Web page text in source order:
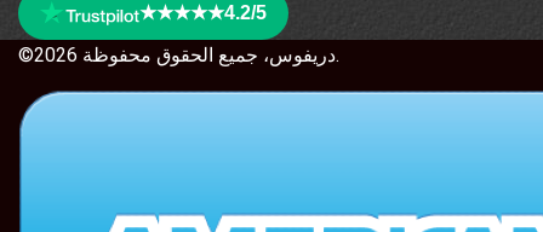
★★★★★4.2/5
©2026 دريفوس، جميع الحقوق محفوظة.